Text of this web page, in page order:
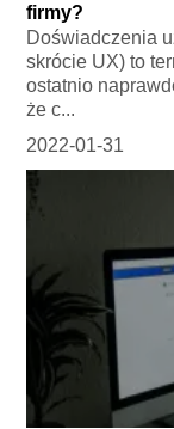
firmy?
Doświadczenia
skrócie UX) to
ostatnio
że c...
2022-01-31